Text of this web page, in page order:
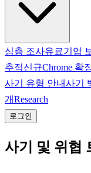
심층 조사유료기업
추적신규Chrome 확
사기 유형 안내사기
개Research
로그인
사기 및 위협